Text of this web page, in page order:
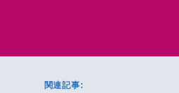
関連記事: